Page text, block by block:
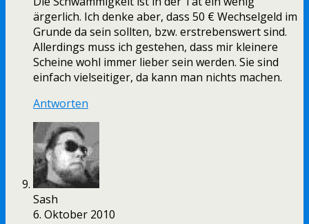
ärgerlich. Ich denke aber, dass 50 € Wechselgeld im
Grunde da sein sollten, bzw. erstrebenswert sind.
Allerdings muss ich gestehen, dass mir kleinere
Scheine wohl immer lieber sein werden. Sie sind
einfach vielseitiger, da kann man nichts machen.
Antworten
Sash
6. Oktober 2010